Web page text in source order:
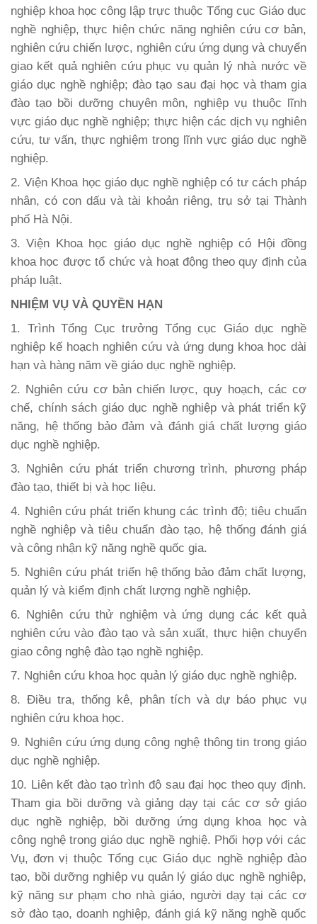
nghiệp khoa học công lập trực thuộc Tổng cục Giáo dục
nghề nghiệp, thực hiện chức năng nghiên cứu cơ bản,
nghiên cứu chiến lược, nghiên cứu ứng dụng và chuyển
giao kết quả nghiên cứu phục vụ quản lý nhà nước về
giáo dục nghề nghiệp; đào tạo sau đại học và tham gia
đào tạo bồi dưỡng chuyên môn, nghiệp vụ thuộc lĩnh
vực giáo dục nghề nghiệp; thực hiện các dịch vụ nghiên
cứu, tư vấn, thực nghiệm trong lĩnh vực giáo dục nghề
nghiệp.
2. Viện Khoa học giáo dục nghề nghiệp có tư cách pháp
nhân, có con dấu và tài khoản riêng, trụ sở tại Thành
phố Hà Nội.
3. Viện Khoa học giáo dục nghề nghiệp có Hội đồng
khoa học được tổ chức và hoạt động theo quy định của
pháp luật.
NHIỆM VỤ VÀ QUYỀN HẠN
1. Trình Tổng Cục trưởng Tổng cục Giáo dục nghề
nghiệp kế hoạch nghiên cứu và ứng dụng khoa học dài
hạn và hàng năm về giáo dục nghề nghiệp.
2. Nghiên cứu cơ bản chiến lược, quy hoạch, các cơ
chế, chính sách giáo dục nghề nghiệp và phát triển kỹ
năng, hệ thống bảo đảm và đánh giá chất lượng giáo
dục nghề nghiệp.
3. Nghiên cứu phát triển chương trình, phương pháp
đào tạo, thiết bị và học liệu.
4. Nghiên cứu phát triển khung các trình độ; tiêu chuẩn
nghề nghiệp và tiêu chuẩn đào tạo, hệ thống đánh giá
và công nhận kỹ năng nghề quốc gia.
5. Nghiên cứu phát triển hệ thống bảo đảm chất lượng,
quản lý và kiểm định chất lượng nghề nghiệp.
6. Nghiên cứu thử nghiệm và ứng dụng các kết quả
nghiên cứu vào đào tạo và sản xuất, thực hiện chuyển
giao công nghệ đào tạo nghề nghiệp.
7. Nghiên cứu khoa học quản lý giáo dục nghề nghiệp.
8. Điều tra, thống kê, phân tích và dự báo phục vụ
nghiên cứu khoa học.
9. Nghiên cứu ứng dụng công nghệ thông tin trong giáo
dục nghề nghiệp.
10. Liên kết đào tạo trình độ sau đại học theo quy định.
Tham gia bồi dưỡng và giảng dạy tại các cơ sở giáo
dục nghề nghiệp, bồi dưỡng ứng dụng khoa học và
công nghệ trong giáo dục nghề nghiệ. Phối hợp với các
Vụ, đơn vị thuộc Tổng cục Giáo dục nghề nghiệp đào
tạo, bồi dưỡng nghiệp vụ quản lý giáo dục nghề nghiệp,
kỹ năng sư phạm cho nhà giáo, người dạy tại các cơ
sở đào tạo, doanh nghiệp, đánh giá kỹ năng nghề quốc